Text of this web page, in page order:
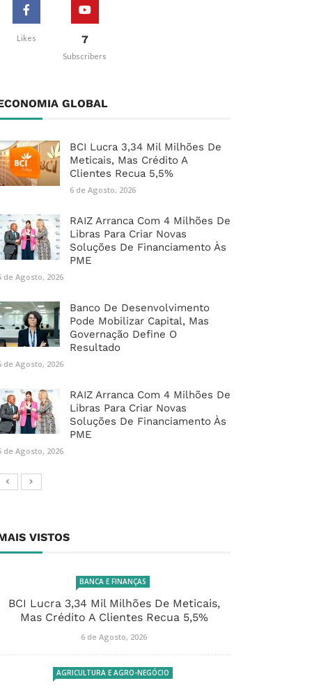
Likes 7
Subscribers
GLOBAL
BCI Lucra 3,34 Mil Milhões De
Meticais, Mas Crédito A
Clientes Recua 5,5%
6 de Agosto, 2026
RAIZ Arranca Com 4 Milhões De
Libras Para Criar Novas
Soluções De Financiamento Às
PME
de Agosto, 2026
Banco De Desenvolvimento
Pode Mobilizar Capital, Mas
Governação Define O
Resultado
de Agosto, 2026
RAIZ Arranca Com 4 Milhões De
Libras Para Criar Novas
Soluções De Financiamento Às
PME
de Agosto, 2026
VISTOS
BANCA E FINANÇAS
BCI Lucra 3,34 Mil Milhões De Meticais,
Mas Crédito A Clientes Recua 5,5%
6 de Agosto, 2026
AGRICULTURA E AGRO-NEGÓCIO